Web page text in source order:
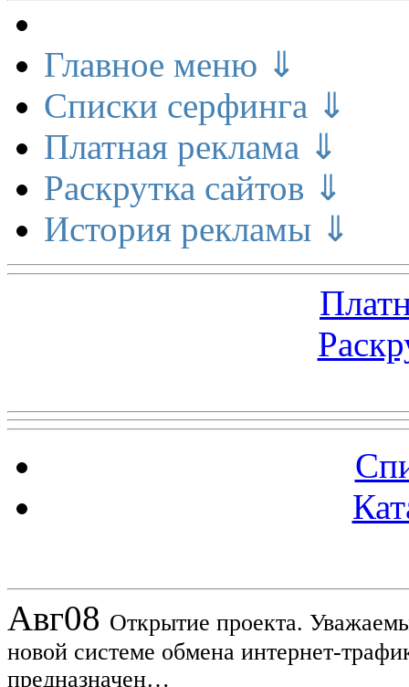
Главное меню ⇓
Списки серфинга ⇓
Платная реклама ⇓
Раскрутка сайтов ⇓
История рекламы ⇓
Авг08 Открытие проекта.
новой системе обмена интернет-
предназначен…